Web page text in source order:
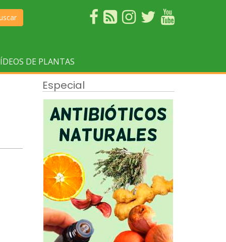
DE PLANTAS
Especial